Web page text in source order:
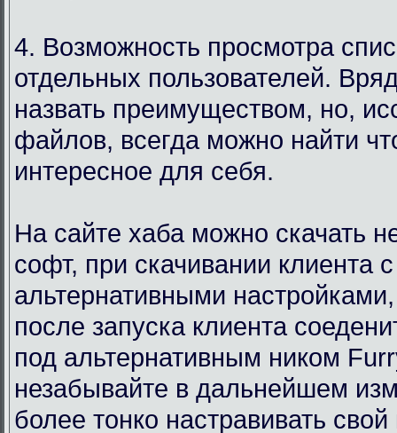
4. Возможность просмотра
отдельных пользователей.
назвать преимуществом, но,
файлов, всегда можно найти
интересное для себя.
На сайте хаба можно скачать
софт, при скачивании клиента с
альтернативными
после запуска клиента
под альтернативным ником
незабывайте в дальнейшем
более тонко настравивать свой